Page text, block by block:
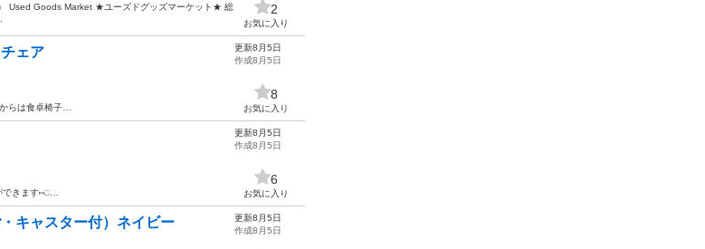
Used Goods Market ★ユーズドグッズマーケット★ 総
2
お気に入り
ェア
らは食卓椅子…
更新8月5日
作成8月5日
8
お気に入り
できます⑅◡̈…
更新8月5日
作成8月5日
6
お気に入り
キャスター付）ネイビー
更新8月5日
作成8月5日